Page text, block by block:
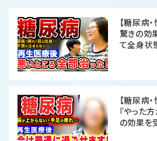
【糖尿病
驚きの効
て全身状
【糖尿病
『やった
の効果を